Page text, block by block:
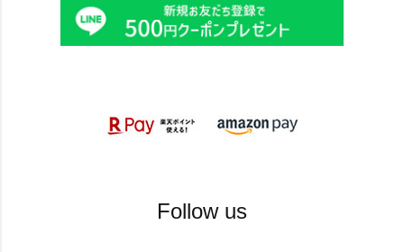
Follow us